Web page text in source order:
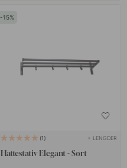
15
1 + LENGDER
Hattestativ Elegant - Sort